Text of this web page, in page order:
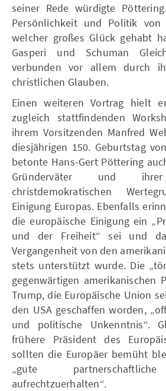
seiner Rede würdigte
Persönlichkeit und Politik von
welcher großes Glück gehabt
Gasperi und Schuman
verbunden vor allem durch
christlichen Glauben.
Einen weiteren Vortrag hielt
zugleich stattfindenden
ihrem Vorsitzenden Manfred
diesjährigen 150. Geburtstag
betonte Hans-Gert Pöttering
Gründerväter und ihrer
christdemokratischen
Einigung Europas. Ebenfalls
die europäische Einigung ein
und der Freiheit“ sei und
Vergangenheit von den
stets unterstützt wurde. Die
gegenwärtigen amerikanischen
Trump, die Europäische Union
den USA geschaffen worden,
und politische Unkenntnis“.
frühere Präsident des
sollten die Europäer bemüht
„gute
aufrechtzuerhalten“.